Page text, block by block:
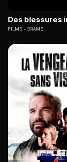
Des blessures
FILMS DRAME